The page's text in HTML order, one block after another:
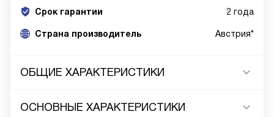
Срок гарантии 2 года
Cтрана производитель Австрия*
ОБЩИЕ ХАРАКТЕРИСТИКИ
ОСНОВНЫЕ ХАРАКТЕРИСТИКИ